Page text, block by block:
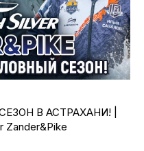
В АСТРАХАНИ! |
Zander&Pike